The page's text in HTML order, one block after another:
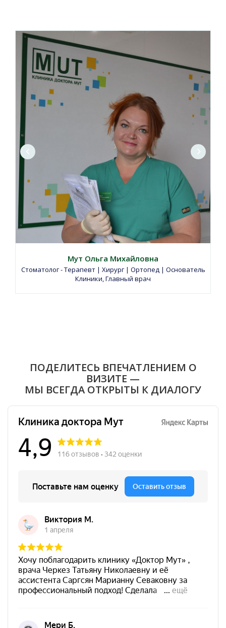
Мут Ольга Михайловна
Стоматолог - Терапевт | Хирург | Ортопед | Основатель
Клиники, Главный врач
ПОДЕЛИТЕСЬ ВПЕЧАТЛЕНИЕМ О
ВИЗИТЕ —
МЫ ВСЕГДА ОТКРЫТЫ К ДИАЛОГУ